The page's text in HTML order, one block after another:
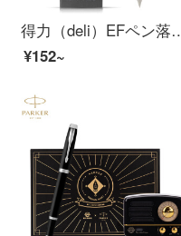
得力（deli）EFペン落ち
¥152~